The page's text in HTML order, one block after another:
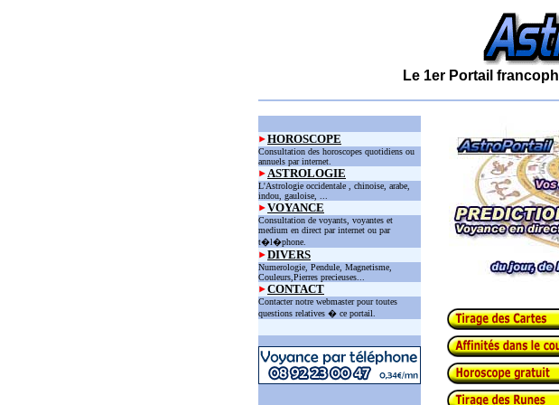
Le 1er Portail
HOROSCOPE
Consultation des horoscopes quotidiens ou
annuels par internet.
ASTROLOGIE
L'Astrologie occidentale , chinoise, arabe,
indou, gauloise, ...
VOYANCE
Consultation de voyants, voyantes et
medium en direct par internet ou par
t�l�phone.
DIVERS
Numerologie, Pendule, Magnetisme,
Couleurs,Pierres precieuses...
CONTACT
Contacter notre webmaster pour toutes
questions relatives � ce portail.